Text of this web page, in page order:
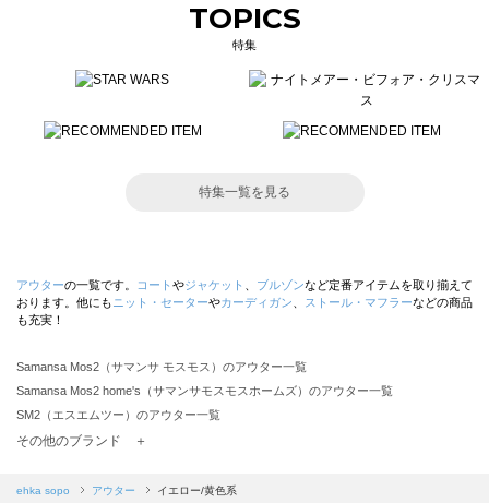
TOPICS
特集
特集一覧を見る
アウターの一覧です。 コート やジャケット ブルゾンなど定番アイテムを取り揃えて
おります。他にも ニット・セーターやカーディガン ストール・マフラーなどの商品
も充実！
Samansa Mos2（サマンサ モスモス）のアウター一覧
Samansa Mos2 home's（サマンサモスモスホームズ）のアウター一覧
SM2（エスエムツー）のアウター一覧
TSUHARU by Samansa Mos2（ツハルバイサマンサモスモス）のアウター一覧
Samansa Mos2 blue（サマンサモスモス ブルー）のアウター一覧
その他のブランド ＋
ehka sopo アウター イエロー/黄色系